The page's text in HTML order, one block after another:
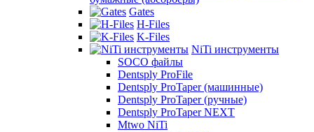
Gates
H-Files
K-Files
NiTi инструменты
SOCO файлы
Dentsply ProFile
Dentsply ProTaper (машинные)
Dentsply ProTaper (ручные)
Dentsply ProTaper NEXT
Mtwo NiTi